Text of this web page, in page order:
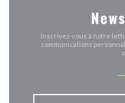
Inscrivez-vous à notre
communications